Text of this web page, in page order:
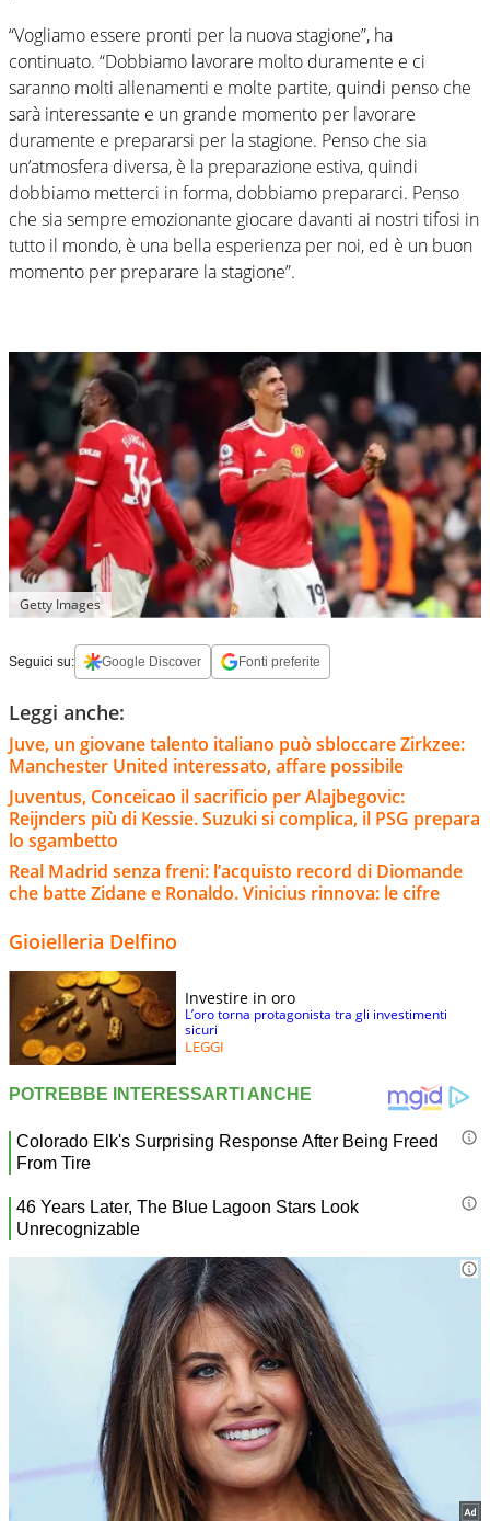
“Vogliamo essere pronti per la nuova stagione”, ha
continuato. “Dobbiamo lavorare molto duramente e ci
saranno molti allenamenti e molte partite, quindi penso che
sarà interessante e un grande momento per lavorare
duramente e prepararsi per la stagione. Penso che sia
un’atmosfera diversa, è la preparazione estiva, quindi
dobbiamo metterci in forma, dobbiamo prepararci. Penso
che sia sempre emozionante giocare davanti ai nostri tifosi in
tutto il mondo, è una bella esperienza per noi, ed è un buon
momento per preparare la stagione”.
Getty Images
Seguici su: Google Discover Fonti preferite
Leggi anche:
Juve, un giovane talento italiano può sbloccare Zirkzee:
Manchester United interessato, affare possibile
Juventus, Conceicao il sacrificio per Alajbegovic:
Reijnders più di Kessie. Suzuki si complica, il PSG prepara
lo sgambetto
Real Madrid senza freni: l’acquisto record di Diomande
che batte Zidane e Ronaldo. Vinicius rinnova: le cifre
Gioielleria Delfino
Investire in oro
L’oro torna protagonista tra gli investimenti
sicuri
LEGGI